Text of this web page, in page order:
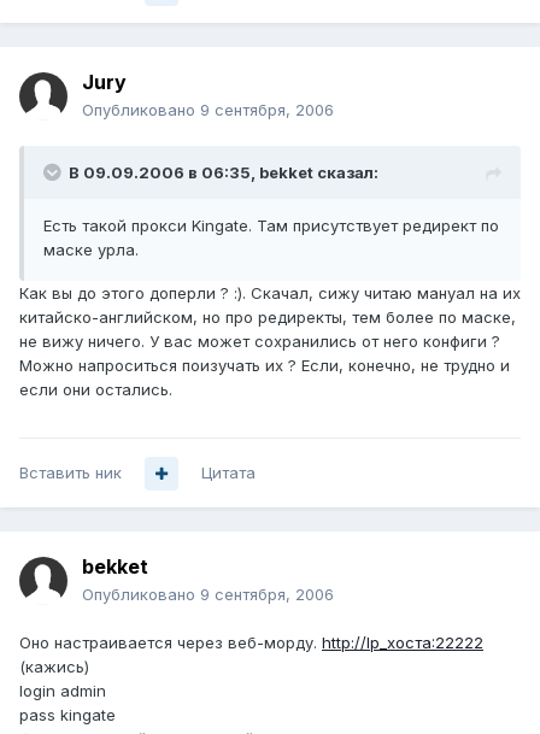
Jury
Опубликовано 9 сентября, 2006
В 09.09.2006 в 06:35, bekket сказал:
Есть такой прокси Kingate. Там присутствует редирект по
маске урла.
Как вы до этого доперли ? :). Скачал, сижу читаю мануал на их
китайско-английском, но про редиректы, тем более по маске,
не вижу ничего. У вас может сохранились от него конфиги ?
Можно напроситься поизучать их ? Если, конечно, не трудно и
если они остались.
Вставить ник Цитата
bekket
Опубликовано 9 сентября, 2006
Оно настраивается через веб-морду. http://Ip_хоста:22222
(кажись)
login admin
pass kingate